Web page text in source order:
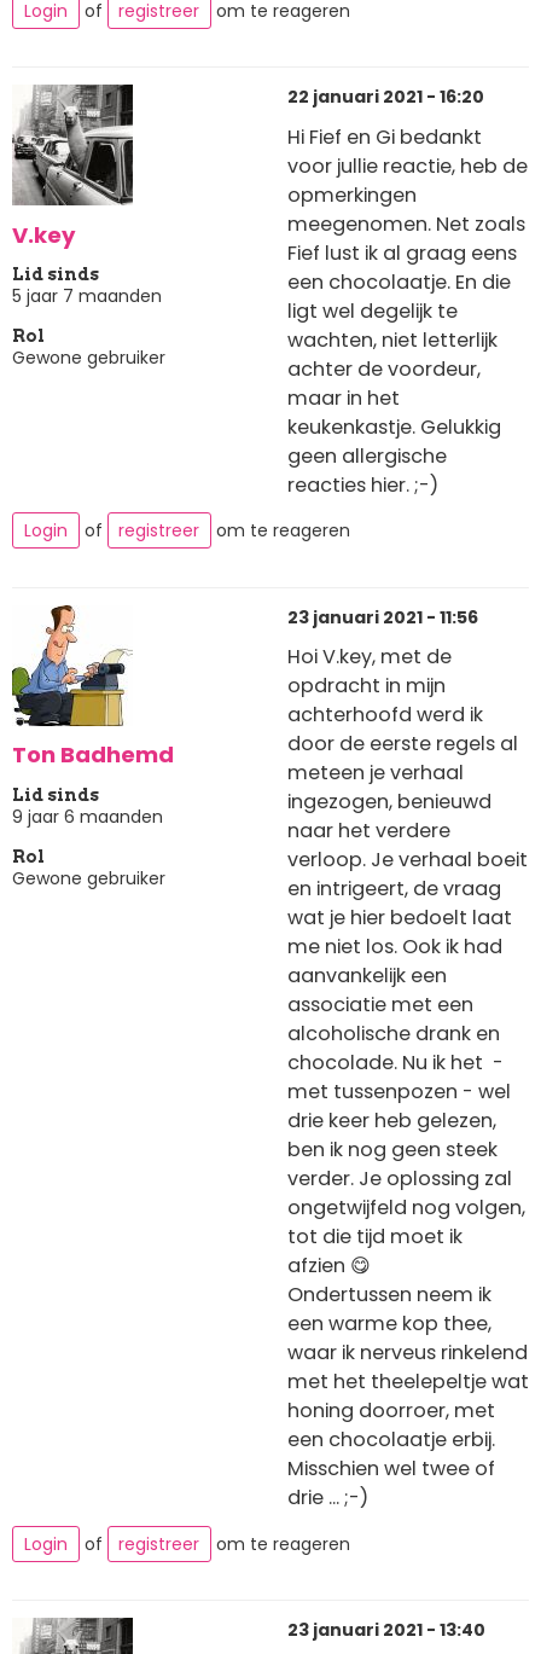
Login of registreer om te reageren
V.key
Lid sinds
5 jaar 7 maanden
Rol
Gewone gebruiker
22 januari 2021 - 16:20
Hi Fief en Gi bedankt
voor jullie reactie, heb de
opmerkingen
meegenomen. Net zoals
Fief lust ik al graag eens
een chocolaatje. En die
ligt wel degelijk te
wachten, niet letterlijk
achter de voordeur,
maar in het
keukenkastje. Gelukkig
geen allergische
reacties hier. ;-)
Login of registreer om te reageren
Ton Badhemd
Lid sinds
9 jaar 6 maanden
Rol
Gewone gebruiker
23 januari 2021 - 11:56
Hoi V.key, met de
opdracht in mijn
achterhoofd werd ik
door de eerste regels al
meteen je verhaal
ingezogen, benieuwd
naar het verdere
verloop. Je verhaal boeit
en intrigeert, de vraag
wat je hier bedoelt laat
me niet los. Ook ik had
aanvankelijk een
associatie met een
alcoholische drank en
chocolade. Nu ik het -
met tussenpozen - wel
drie keer heb gelezen,
ben ik nog geen steek
verder. Je oplossing zal
ongetwijfeld nog volgen,
tot die tijd moet ik
afzien 😋
Ondertussen neem ik
een warme kop thee,
waar ik nerveus rinkelend
met het theelepeltje wat
honing doorroer, met
een chocolaatje erbij.
Misschien wel twee of
drie ... ;-)
Login of registreer om te reageren
23 januari 2021 - 13:40